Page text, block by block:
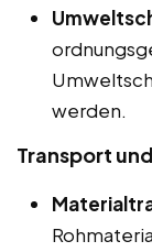
werden.
Transport